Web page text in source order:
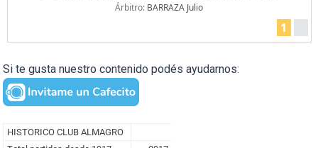
Árbitro: BARRAZA Julio
1
Si te gusta nuestro contenido podés ayudarnos: